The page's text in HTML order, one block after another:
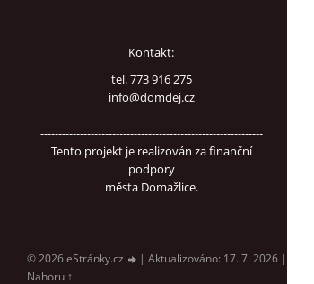
Kontakt:
tel. 773 916 275
info@domdej.cz
--------------------------------------------------------------
Tento projekt je realizován za finanční
podpory
města Domažlice.
© 2026 eStránky.cz | Aktualizováno: 17. 7. 2026 |
Nahoru ↑